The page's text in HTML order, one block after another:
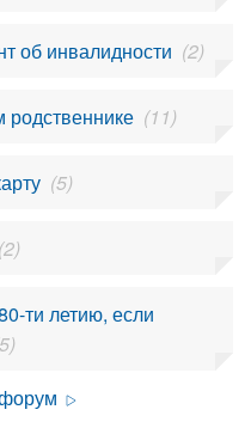
об инвалидности (2)
(11)
(5)
(2)
ти летию, если